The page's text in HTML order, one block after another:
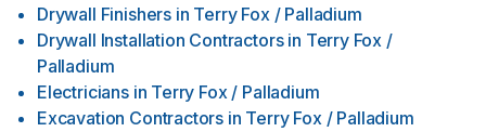
Drywall Finishers in Terry Fox / Palladium
Drywall Installation Contractors in Terry Fox /
Palladium
Electricians in Terry Fox / Palladium
Excavation Contractors in Terry Fox / Palladium